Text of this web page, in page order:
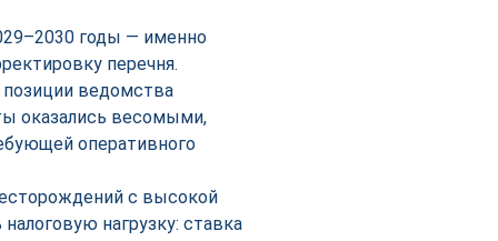
годы — именно
перечня.
ведомства
оказались весомыми,
оперативного
с высокой
нагрузку: ставка